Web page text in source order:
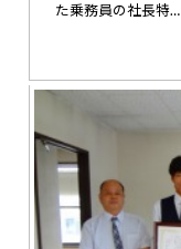
た乗務員の社長特…